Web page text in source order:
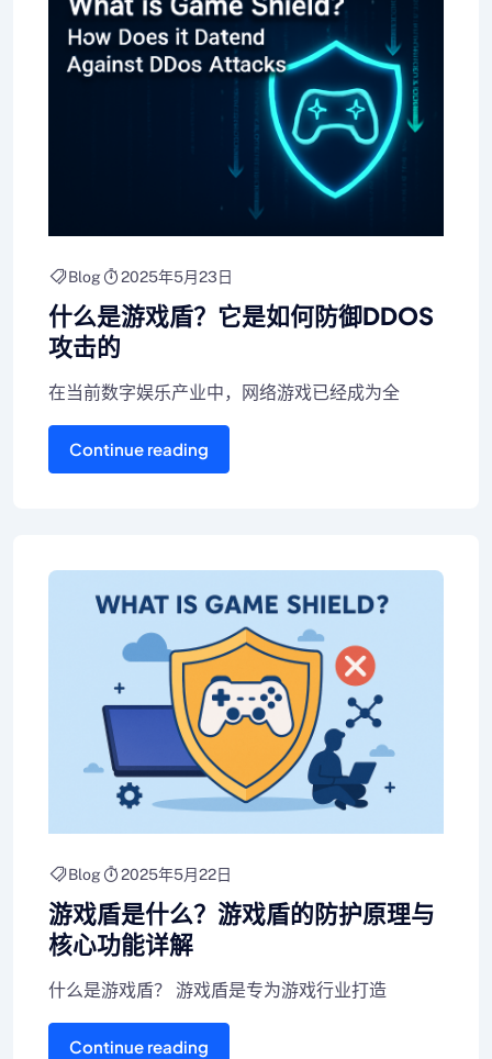
Blog 2025年5月23日
什么是游戏盾？它是如何防御DDOS
攻击的
在当前数字娱乐产业中，网络游戏已经成为全
Continue reading
Blog 2025年5月22日
游戏盾是什么？游戏盾的防护原理与
核心功能详解
什么是游戏盾？ 游戏盾是专为游戏行业打造
Continue reading